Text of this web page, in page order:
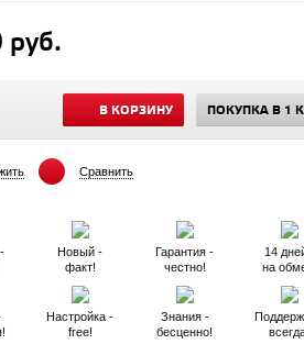
В КОРЗИНУ ПОКУПКА В 1
Сравнить
Новый -
факт!
Гарантия -
честно!
14
на
Настройка -
free!
Знания -
бесценно!